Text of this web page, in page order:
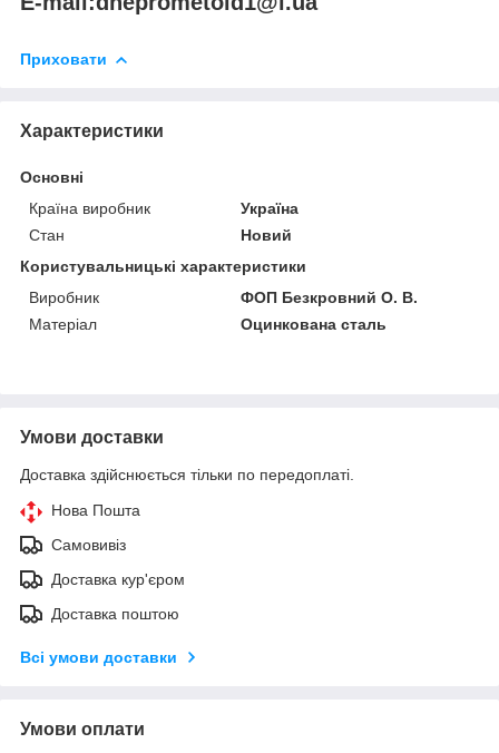
Приховати
Характеристики
Основні
Країна виробник
Україна
Стан
Новий
Користувальницькі характеристики
Виробник
ФОП Безкровний О. В.
Матеріал
Оцинкована сталь
Умови доставки
Доставка здійснюється тільки по передоплаті.
Нова Пошта
Самовивіз
Доставка кур'єром
Доставка поштою
Всі умови доставки
Умови оплати